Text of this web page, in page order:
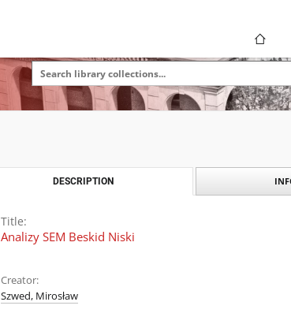
DESCRIPTION
Title:
Analizy SEM Beskid Niski
Creator:
Szwed, Mirosław